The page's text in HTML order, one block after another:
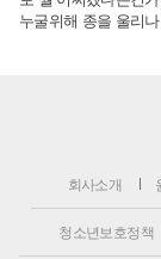
누굴위해 종을 울리
회사소개
청소년보호정책